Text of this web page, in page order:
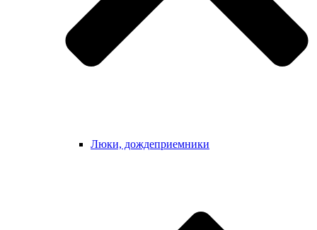
Люки, дождеприемники